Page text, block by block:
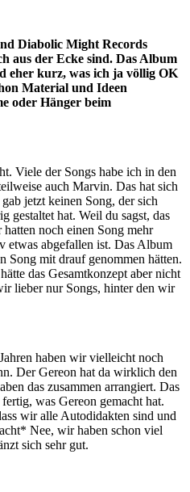
Diabolic Might Records
aus der Ecke sind. Das Album
eher kurz, was ich ja völlig OK
Material und Ideen
oder Hänger beim
Viele der Songs habe ich in den
auch Marvin. Das hat sich
jetzt keinen Song, der sich
gestaltet hat. Weil du sagst, das
noch einen Song mehr
etwas abgefallen ist. Das Album
Song mit drauf genommen hätten.
das Gesamtkonzept aber nicht
lieber nur Songs, hinter den wir
haben wir vielleicht noch
Der Gereon hat da wirklich den
das zusammen arrangiert. Das
was Gereon gemacht hat.
wir alle Autodidakten sind und
Nee, wir haben schon viel
sich sehr gut.